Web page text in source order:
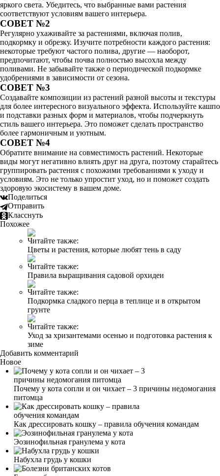
яркого света. Убедитесь, что выбранные вами растения
соответствуют условиям вашего интерьера.
СОВЕТ №2
Регулярно ухаживайте за растениями, включая полив,
подкормку и обрезку. Изучите потребности каждого растения:
некоторые требуют частого полива, другие — наоборот,
предпочитают, чтобы почва полностью высохла между
поливами. Не забывайте также о периодической подкормке
удобрениями в зависимости от сезона.
СОВЕТ №3
Создавайте композиции из растений разной высоты и текстуры
для более интересного визуального эффекта. Используйте кашпо
и подставки разных форм и материалов, чтобы подчеркнуть
стиль вашего интерьера. Это поможет сделать пространство
более гармоничным и уютным.
СОВЕТ №4
Обратите внимание на совместимость растений. Некоторые
виды могут негативно влиять друг на друга, поэтому старайтесь
группировать растения с похожими требованиями к уходу и
условиям. Это не только упростит уход, но и поможет создать
здоровую экосистему в вашем доме.
Поделиться
Отправить
Класснуть
Похожее
Читайте также:
Цветы и растения, которые любят тень в саду
Читайте также:
Правила выращивания садовой орхидеи
Читайте также:
Подкормка сладкого перца в теплице и в открытом
грунте
Читайте также:
Уход за хризантемами осенью и подготовка растения к
зиме
Добавить комментарий
Новое
Почему у кота сопли и он чихает – 3 причины недомогания
питомца
Как дрессировать кошку – правила обучения командам
Эозинофильная гранулема у кота
Набухла грудь у кошки